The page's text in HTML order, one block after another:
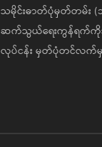
သမိုင်းဓာတ်ပုံမှတ်တမ်း (
ဆက်သွယ်ရေးကွန်ရက်ကိုအ
လုပ်ငန်း မှတ်ပုံတင်လက်